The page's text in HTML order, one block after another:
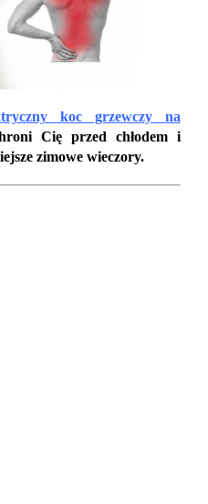
koc grzewczy na
Cię przed chłodem i
zimowe wieczory.